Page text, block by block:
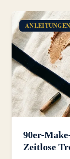
ANLEITUNGEN
90er-
Zeitlose